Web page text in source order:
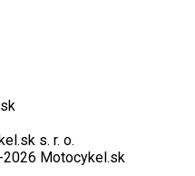
s. r. o.
Motocykel.sk